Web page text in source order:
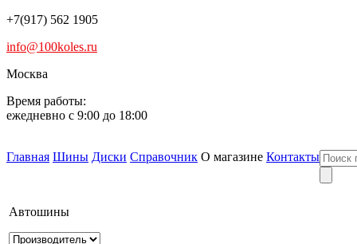
+7(917) 562 1905
info@100koles.ru
Москва
Время работы:
ежедневно с 9:00 до 18:00
Главная Шины Диски Справочник О магазине Контакты
Автошины